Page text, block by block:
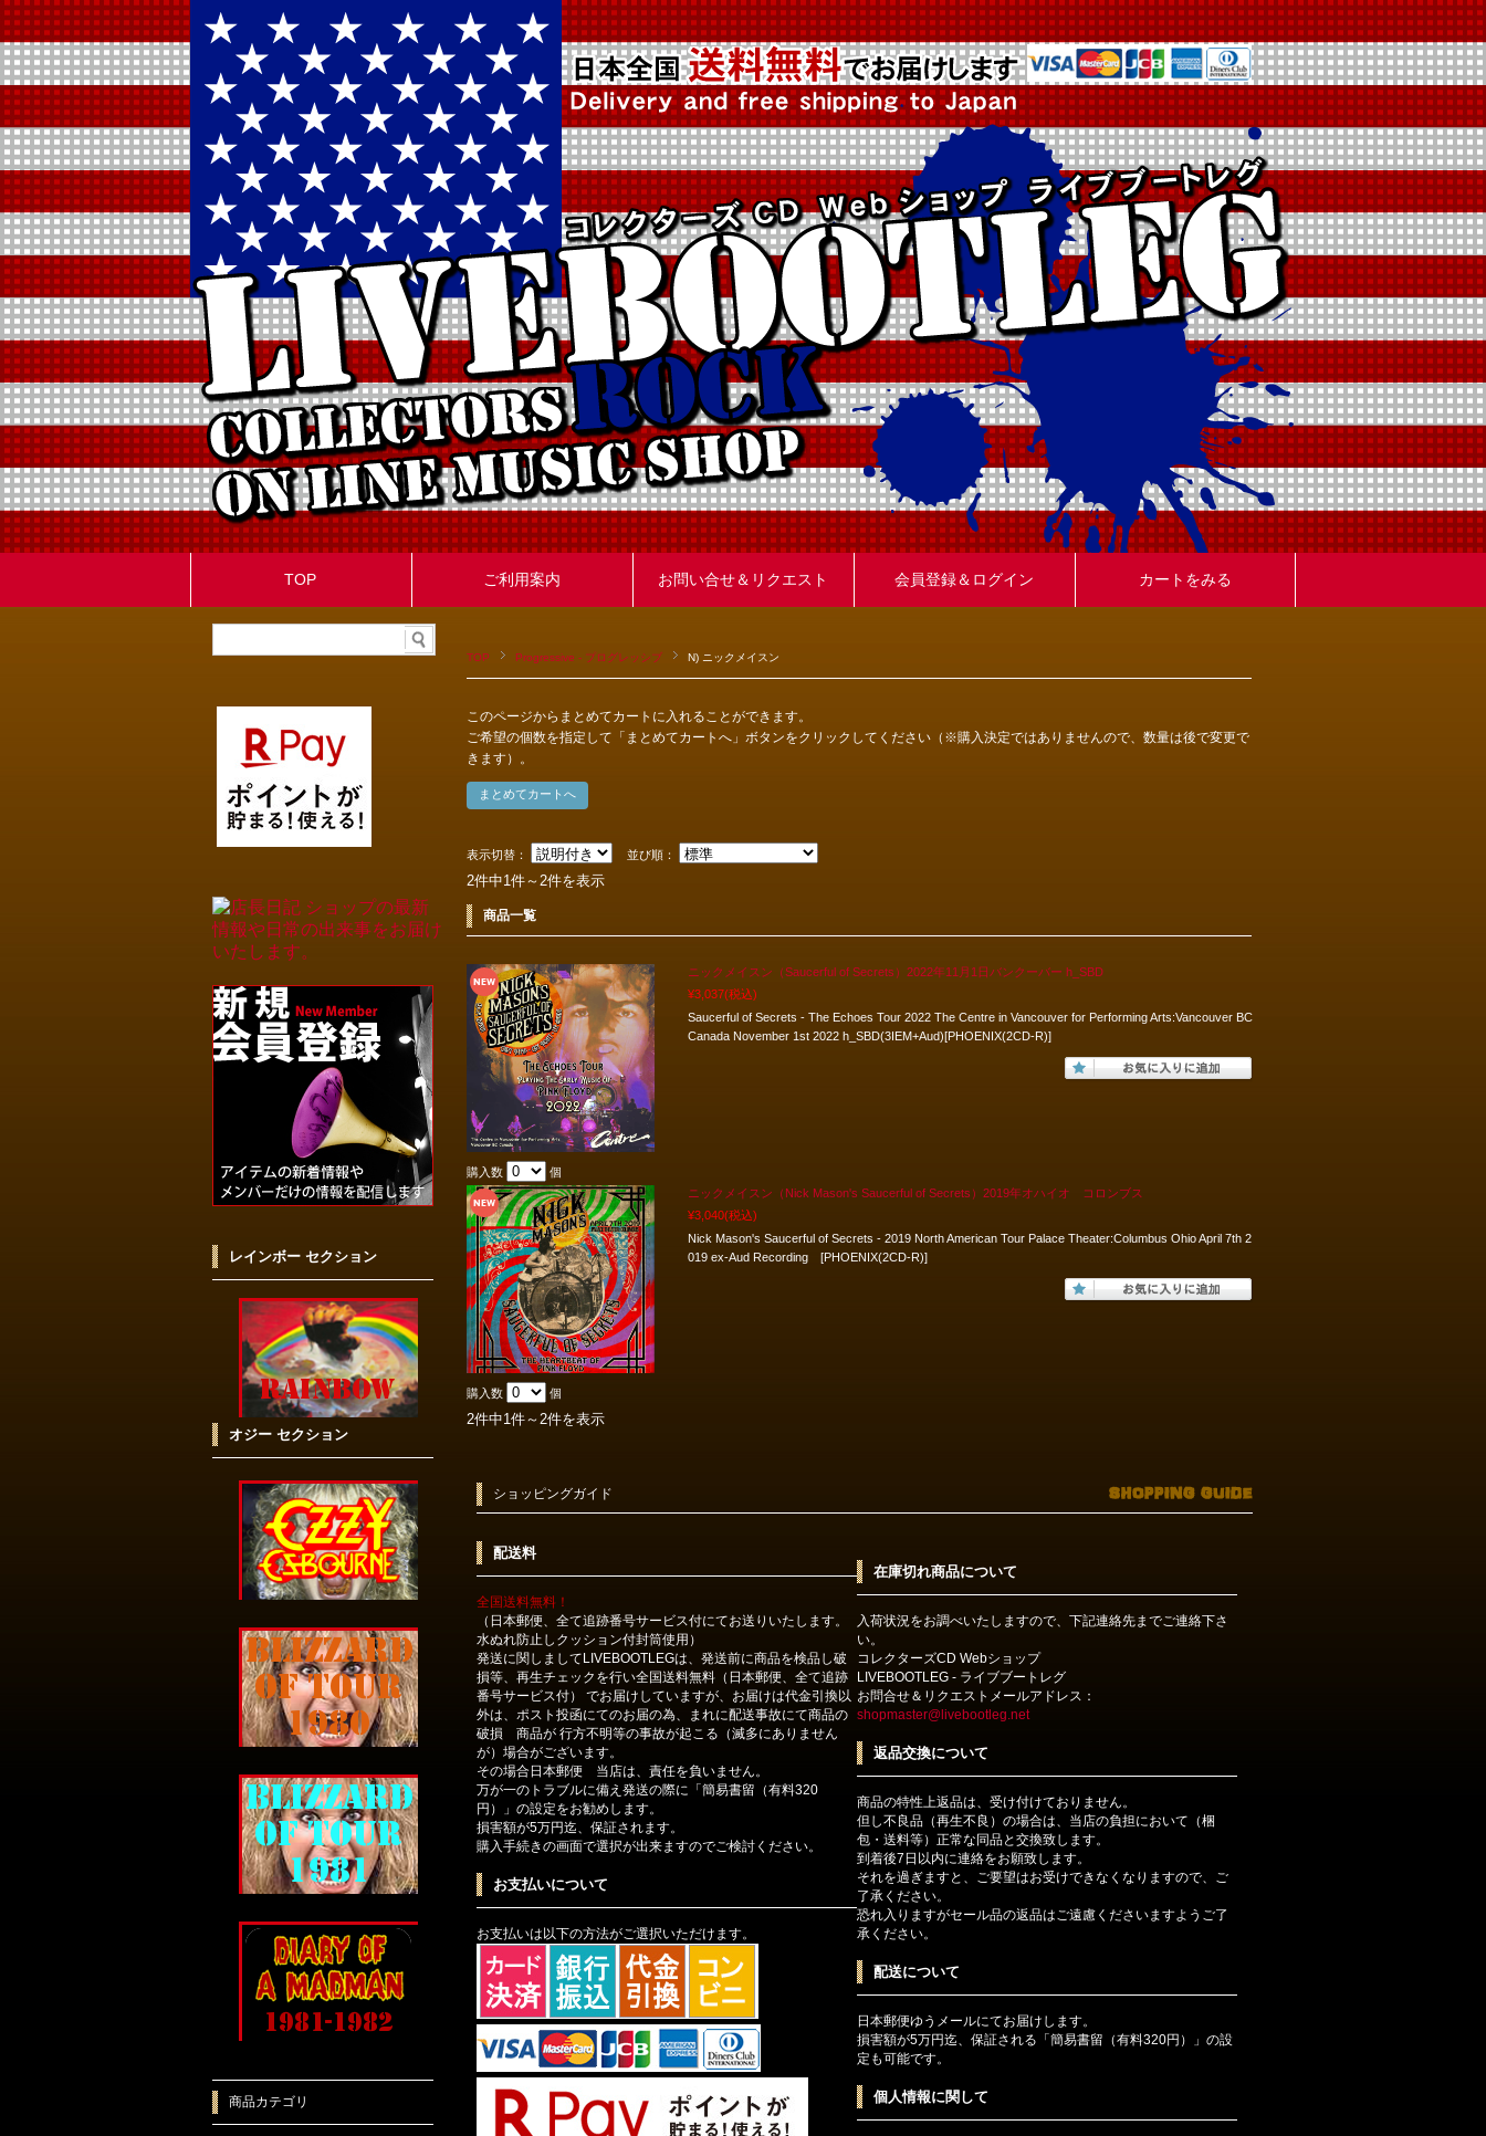
TOP ご利用案内 お問い合せ＆リクエスト 会員登録＆ログイン カートをみる
TOP Progressive - プログレッシブ N) ニックメイスン
このページからまとめてカートに入れることができます。
ご希望の個数を指定して「まとめてカートへ」ボタンをクリックしてください（※購入決定ではありませんので、数量は後で変更で
きます）。
表示切替： 並び順：
2件中1件～2件を表示
商品一覧
ニックメイスン（Saucerful of Secrets）2022年11月1日バンクーバー h_SBD
¥3,037(税込)
Saucerful of Secrets - The Echoes Tour 2022 The Centre in Vancouver for Performing Arts:Vancouver BC
Canada November 1st 2022 h_SBD(3IEM+Aud)[PHOENIX(2CD-R)]
購入数
個
ニックメイスン（Nick Mason's Saucerful of Secrets）2019年オハイオ コロンブス
¥3,040(税込)
Nick Mason's Saucerful of Secrets - 2019 North American Tour Palace Theater:Columbus Ohio April 7th 2
019 ex-Aud Recording [PHOENIX(2CD-R)]
購入数 個
2件中1件～2件を表示
ショッピングガイド
配送料
全国送料無料！
（日本郵便、全て追跡番号サービス付にてお送りいたします。
水ぬれ防止しクッション付封筒使用）
発送に関しましてLIVEBOOTLEGは、発送前に商品を検品し破
損等、再生チェックを行い全国送料無料（日本郵便、全て追跡
番号サービス付） でお届けしていますが、お届けは代金引換以
外は、ポスト投函にてのお届の為、まれに配送事故にて商品の
破損 商品が 行方不明等の事故が起こる（滅多にありません
が）場合がございます。
その場合日本郵便 当店は、責任を負いません。
万が一のトラブルに備え発送の際に「簡易書留（有料320
円）」の設定をお勧めします。
損害額が5万円迄、保証されます。
購入手続きの画面で選択が出来ますのでご検討ください。
お支払いについて
お支払いは以下の方法がご選択いただけます。
在庫切れ商品について
入荷状況をお調べいたしますので、下記連絡先までご連絡下さ
い。
コレクターズCD Webショップ
LIVEBOOTLEG - ライブブートレグ
お問合せ＆リクエストメールアドレス：
shopmaster@livebootleg.net
返品交換について
商品の特性上返品は、受け付けておりません。
但し不良品（再生不良）の場合は、当店の負担において（梱
包・送料等）正常な同品と交換致します。
到着後7日以内に連絡をお願致します。
それを過ぎますと、ご要望はお受けできなくなりますので、ご
了承ください。
恐れ入りますがセール品の返品はご遠慮くださいますようご了
承ください。
配送について
日本郵便ゆうメールにてお届けします。
損害額が5万円迄、保証される「簡易書留（有料320円）」の設
定も可能です。
個人情報に関して
レインボー セクション
オジー セクション
商品カテゴリ